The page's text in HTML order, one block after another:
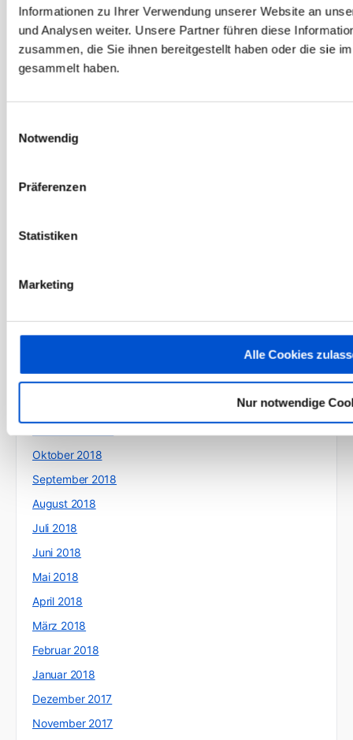
Informationen zu Ihrer Verwendung unserer Website an
und Analysen weiter. Unsere Partner führen diese
zusammen, die Sie ihnen bereitgestellt haben oder die sie
gesammelt haben.
Notwendig
Präferenzen
Statistiken
Marketing
Alle Cookies
Nur notwendige
April 2020
März 2020
Februar 2020
November 2019
September 2019
Juli 2019
Mai 2019
März 2019
Januar 2019
Oktober 2018
September 2018
August 2018
Juli 2018
Juni 2018
Mai 2018
April 2018
März 2018
Februar 2018
Januar 2018
Dezember 2017
November 2017